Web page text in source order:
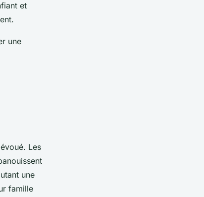
et
une
Les
une
famille